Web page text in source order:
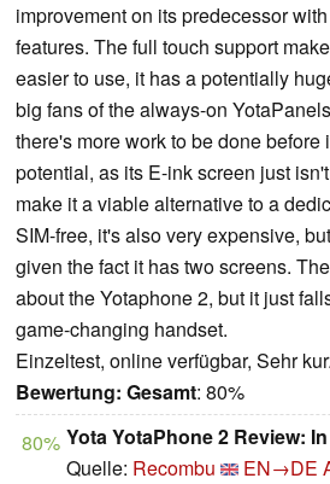
improvement on its predecessor
features. The full touch support
easier to use, it has a potentially
big fans of the always-on
there's more work to be done before
potential, as its E-ink screen just
make it a viable alternative to a
SIM-free, it's also very expensive,
given the fact it has two screens.
about the Yotaphone 2, but it just
game-changing handset.
Einzeltest, online verfügbar, Sehr
Bewertung: Gesamt: 80%
80% Yota YotaPhone 2 Review:
Quelle: Recombu EN→DE